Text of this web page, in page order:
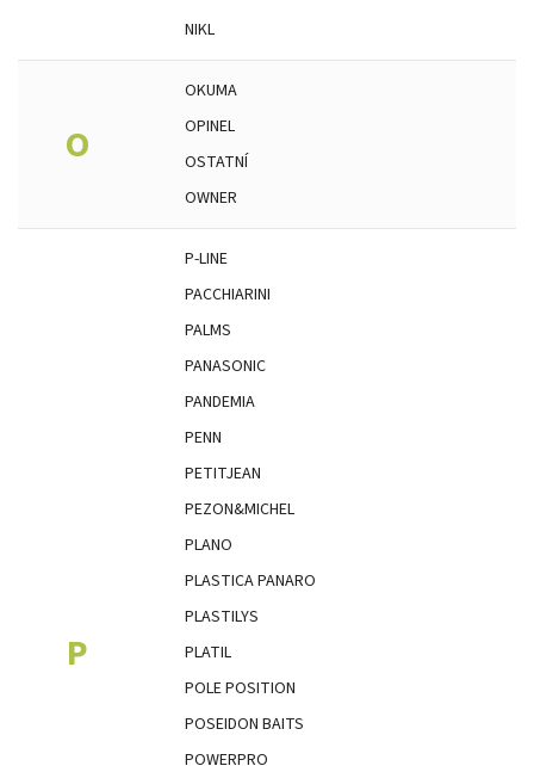
NIKL
O
OKUMA
OPINEL
OSTATNÍ
OWNER
P
P-LINE
PACCHIARINI
PALMS
PANASONIC
PANDEMIA
PENN
PETITJEAN
PEZON&MICHEL
PLANO
PLASTICA PANARO
PLASTILYS
PLATIL
POLE POSITION
POSEIDON BAITS
POWERPRO